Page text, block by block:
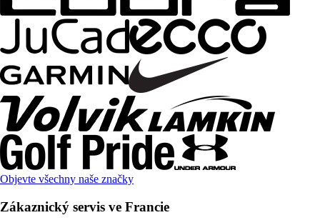
Objevte všechny naše značky
Zákaznický servis ve Francie